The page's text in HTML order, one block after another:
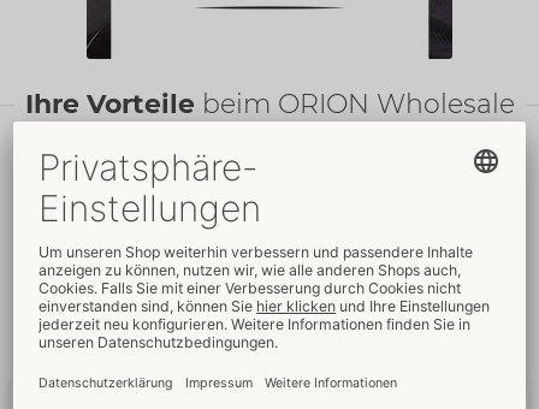
Ihre Vorteilebeim ORION Wholesale
FairePreise
Verkaufsfördernde
Verpackungen
Kundenservice
Schnelleweltweite
Lieferung
NeueTrends